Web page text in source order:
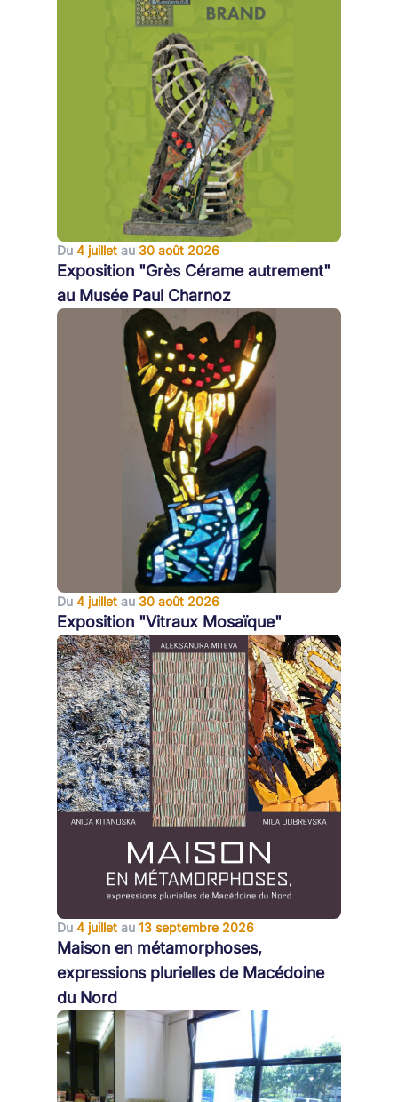
Du 4 juillet au 30 août 2026
Exposition "Grès Cérame autrement"
au Musée Paul Charnoz
Du 4 juillet au 30 août 2026
Exposition "Vitraux Mosaïque"
Du 4 juillet au 13 septembre 2026
Maison en métamorphoses,
expressions plurielles de Macédoine
du Nord